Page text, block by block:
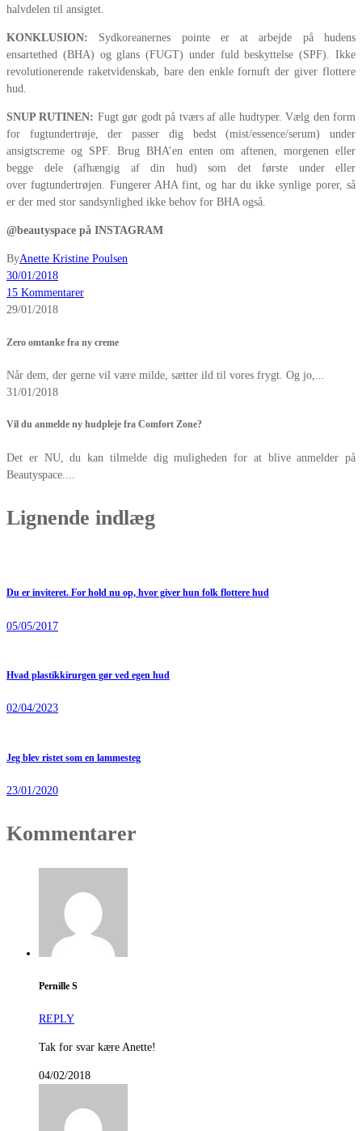
halvdelen til ansigtet.
KONKLUSION: Sydkoreanernes pointe er at arbejde på hudens
ensartethed (BHA) og glans (FUGT) under fuld beskyttelse (SPF). Ikke
revolutionerende raketvidenskab, bare den enkle fornuft der giver flottere
hud.
SNUP RUTINEN: Fugt gør godt på tværs af alle hudtyper. Vælg den form
for fugtundertrøje, der passer dig bedst (mist/essence/serum) under
ansigtscreme og SPF. Brug BHA’en enten om aftenen, morgenen eller
begge dele (afhængig af din hud) som det første under eller
over fugtundertrøjen. Fungerer AHA fint, og har du ikke synlige porer, så
er der med stor sandsynlighed ikke behov for BHA også.
@beautyspace på INSTAGRAM
ByAnette Kristine Poulsen
30/01/2018
15 Kommentarer
29/01/2018
Zero omtanke fra ny creme
Når dem, der gerne vil være milde, sætter ild til vores frygt. Og jo,...
31/01/2018
Vil du anmelde ny hudpleje fra Comfort Zone?
Det er NU, du kan tilmelde dig muligheden for at blive anmelder på
Beautyspace....
Lignende indlæg
Du er inviteret. For hold nu op, hvor giver hun folk flottere hud
05/05/2017
Hvad plastikkirurgen gør ved egen hud
02/04/2023
Jeg blev ristet som en lammesteg
23/01/2020
Kommentarer
Pernille S
REPLY
Tak for svar kære Anette!
04/02/2018